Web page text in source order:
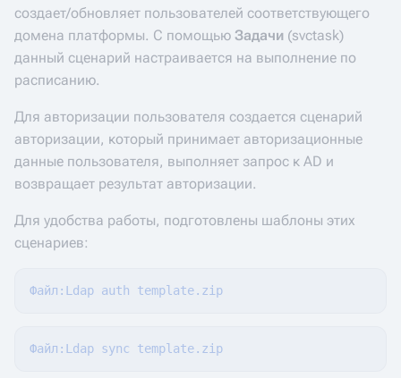
создает/обновляет пользователей соответствующего
домена платформы. С помощью Задачи (svctask)
данный сценарий настраивается на выполнение по
расписанию.
Для авторизации пользователя создается сценарий
авторизации, который принимает авторизационные
данные пользователя, выполняет запрос к AD и
возвращает результат авторизации.
Для удобства работы, подготовлены шаблоны этих
сценариев:
Файл:Ldap auth template.zip
Файл:Ldap sync template.zip